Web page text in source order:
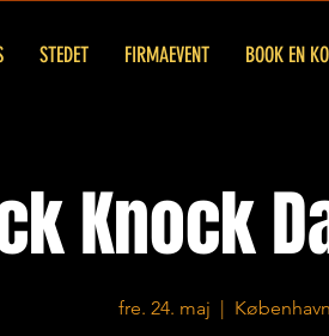
STEDET FIRMAEVENT BOOK EN
Knock
fre. 24. maj
  |
København